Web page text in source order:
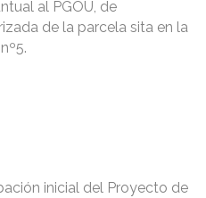
al PGOU, de
de la parcela sita en la
inicial del Proyecto de